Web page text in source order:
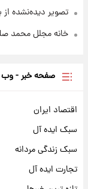
تصویر دیده‌نشده
خانه مجلل محمد
صفحه خبر - وب
اقتصاد ایران
سبک ایده آل
سبک زندگی مردانه
تجارت ایده آل